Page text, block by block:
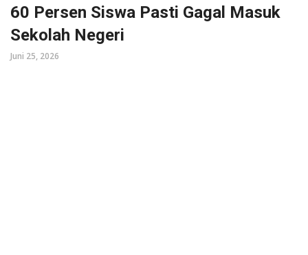
60 Persen Siswa Pasti Gagal Masuk
Sekolah Negeri
Juni 25, 2026